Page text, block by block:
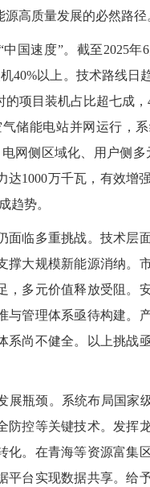
高质量发展的必然路径
速度”。截至2025年6
40%以上。技术路线日
项目装机占比超七成
储能电站并网运行，
网侧区域化、用户侧多
达1000万千瓦，有效增
趋势。
临多重挑战。技术层
撑大规模新能源消纳。
，多元价值释放受阻。
与管理体系亟待构建。
系尚不健全。以上挑战
瓶颈。系统布局国家
防控等关键技术。发挥
化。在青海等资源富集
台实现数据共享。给